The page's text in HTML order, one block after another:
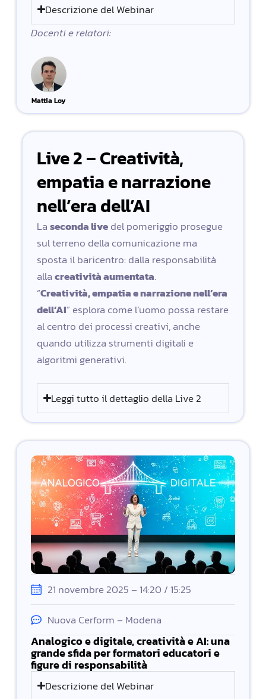
Descrizione del Webinar
Docenti e relatori:
Mattia Loy
Live 2 – Creatività,
empatia e narrazione
nell’era dell’AI
Laseconda livedel pomeriggio prosegue
sul terreno della comunicazione ma
sposta il baricentro: dalla responsabilità
allacreatività aumentata.
“Creatività, empatia e narrazione nell’era
dell’AI” esplora come l’uomo possa restare
al centro dei processi creativi, anche
quando utilizza strumenti digitali e
algoritmi generativi.
Leggi tutto il dettaglio della Live 2
21 novembre 2025 – 14:20 / 15:25
Nuova Cerform – Modena
Analogico e digitale, creatività e AI: una
grande sfida per formatori educatori e
figure di responsabilità
Descrizione del Webinar